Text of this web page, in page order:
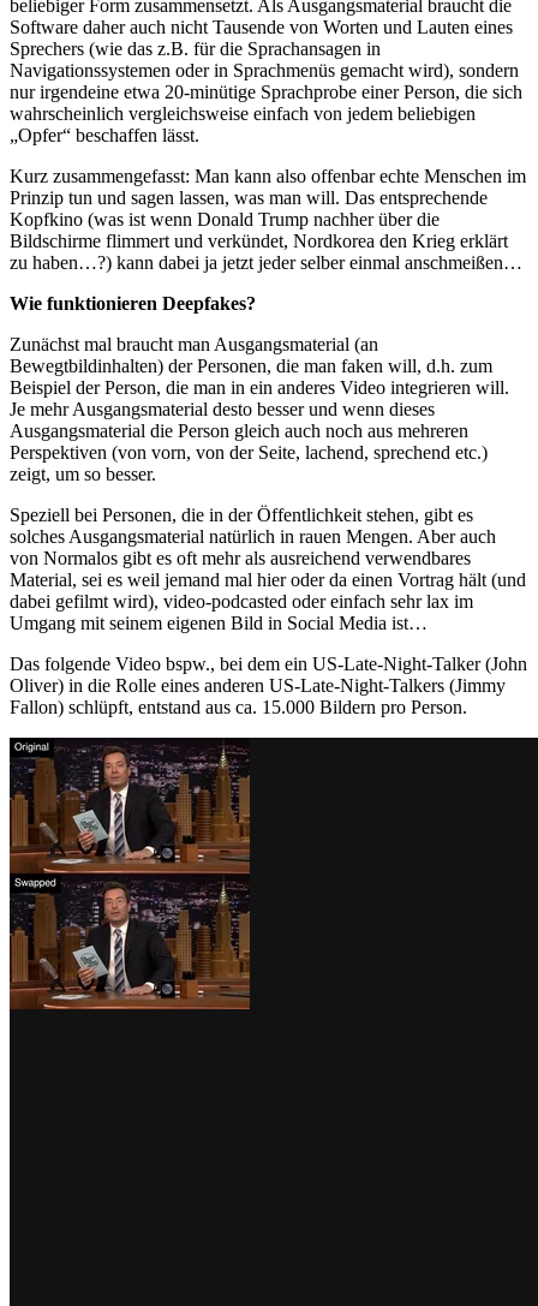
beliebiger Form zusammensetzt. Als Ausgangsmaterial braucht die
Software daher auch nicht Tausende von Worten und Lauten eines
Sprechers (wie das z.B. für die Sprachansagen in
Navigationssystemen oder in Sprachmenüs gemacht wird), sondern
nur irgendeine etwa 20-minütige Sprachprobe einer Person, die sich
wahrscheinlich vergleichsweise einfach von jedem beliebigen
„Opfer“ beschaffen lässt.
Kurz zusammengefasst: Man kann also offenbar echte Menschen im
Prinzip tun und sagen lassen, was man will. Das entsprechende
Kopfkino (was ist wenn Donald Trump nachher über die
Bildschirme flimmert und verkündet, Nordkorea den Krieg erklärt
zu haben…?) kann dabei ja jetzt jeder selber einmal anschmeißen…
Wie funktionieren Deepfakes?
Zunächst mal braucht man Ausgangsmaterial (an
Bewegtbildinhalten) der Personen, die man faken will, d.h. zum
Beispiel der Person, die man in ein anderes Video integrieren will.
Je mehr Ausgangsmaterial desto besser und wenn dieses
Ausgangsmaterial die Person gleich auch noch aus mehreren
Perspektiven (von vorn, von der Seite, lachend, sprechend etc.)
zeigt, um so besser.
Speziell bei Personen, die in der Öffentlichkeit stehen, gibt es
solches Ausgangsmaterial natürlich in rauen Mengen. Aber auch
von Normalos gibt es oft mehr als ausreichend verwendbares
Material, sei es weil jemand mal hier oder da einen Vortrag hält (und
dabei gefilmt wird), video-podcasted oder einfach sehr lax im
Umgang mit seinem eigenen Bild in Social Media ist…
Das folgende Video bspw., bei dem ein US-Late-Night-Talker (John
Oliver) in die Rolle eines anderen US-Late-Night-Talkers (Jimmy
Fallon) schlüpft, entstand aus ca. 15.000 Bildern pro Person.